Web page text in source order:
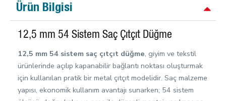
Ürün Bilgisi
12,5 mm 54 Sistem Saç Çıtçıt Düğme
12,5 mm 54 sistem saç çıtçıt düğme, giyim ve tekstil
ürünlerinde açılıp kapanabilir bağlantı noktası oluşturmak
için kullanılan pratik bir metal çıtçıt modelidir. Saç malzeme
yapısı, ekonomik kullanım avantajı sunarken; 54 sistem